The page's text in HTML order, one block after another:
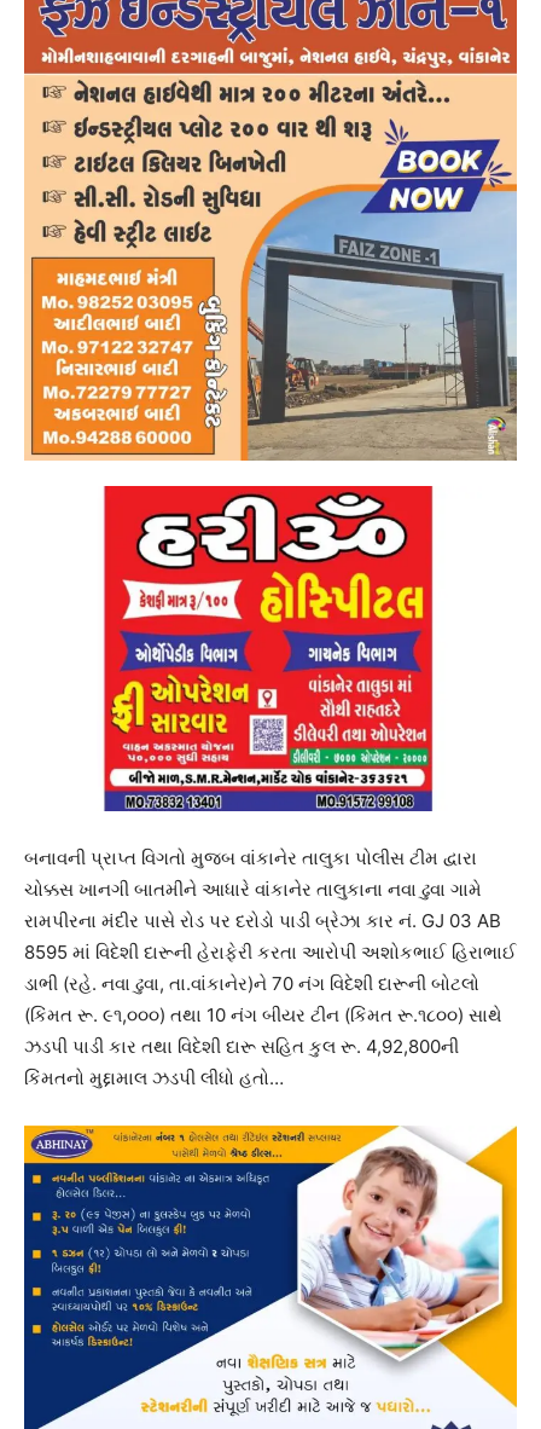
બનાવની પ્રાપ્ત વિગતો મુજબ વાંકાનેર તાલુકા પોલીસ ટીમ દ્વારા
ચોક્કસ ખાનગી બાતમીને આધારે વાંકાનેર તાલુકાના નવા ઢુવા ગામે
રામપીરના મંદીર પાસે રોડ પર દરોડો પાડી બ્રેઝા કાર નં‌. GJ 03 AB
8595 માં વિદેશી દારૂની હેરાફેરી કરતા આરોપી અશોકભાઈ હિરાભાઈ
ડાભી (રહે. નવા ઢુવા, તા.વાંકાનેર)ને 70 નંગ વિદેશી દારૂની બોટલો
(કિંમત રૂ. ૯૧,૦૦૦) તથા 10 નંગ બીયર ટીન (કિંમત રૂ.૧૮૦૦) સાથે
ઝડપી પાડી કાર તથા વિદેશી દારૂ સહિત કુલ રૂ. 4,92,800ની
કિંમતનો મુદ્દામાલ ઝડપી લીધો હતો…